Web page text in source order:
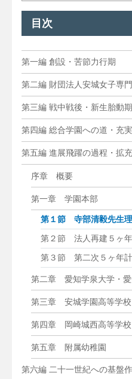
目次
第一編 創設・苦節力行期
第二編 財団法人安城女子専
第三編 戦中戦後・新生胎動期
第四編 総合学園への道・充
第五編 進展飛躍の過程・拡
序章 概要
第一章 学園本部
第１節 寺部清毅先生
第２節 法人再建５ヶ
第３節 第二次５ヶ年
第二章 愛知学泉大学・
第三章 安城学園高等学校
第四章 岡崎城西高等学校
第五章 附属幼稚園
第六編 二十一世紀への基盤